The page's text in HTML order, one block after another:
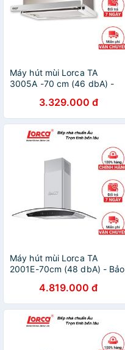
Máy hút mùi Lorca TA
3005A -70 cm (46 dbA) -
3.329.000 đ
Máy hút mùi Lorca TA
2001E-70cm (48 dbA) - Bảo
4.819.000 đ